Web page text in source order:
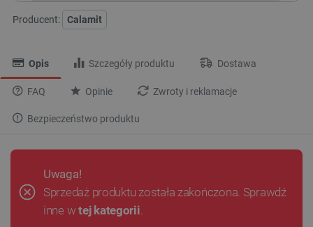
Producent: Calamit
Opis Szczegóły produktu Dostawa
FAQ Opinie Zwroty i reklamacje
Bezpieczeństwo produktu
Uwaga!
Sprzedaż produktu została zakończona. Sprawdź
inne wtej kategorii.